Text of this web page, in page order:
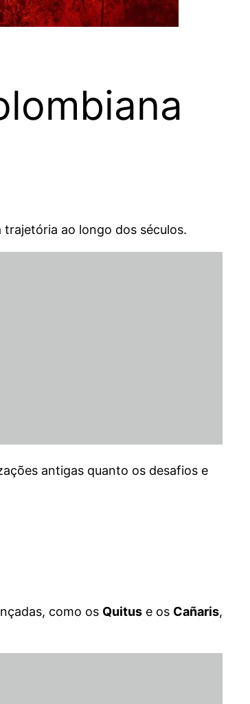
ao longo dos séculos.
antigas quanto os desafios e
como os Quitus e os Cañaris,